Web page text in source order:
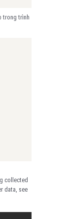
trong trình
collected
data, see